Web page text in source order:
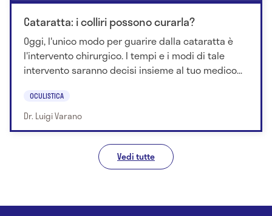
Cataratta: i colliri possono curarla?
Oggi, l'unico modo per guarire dalla cataratta è
l'intervento chirurgico. I tempi e i modi di tale
intervento saranno decisi insieme al tuo medico...
OCULISTICA
Dr. Luigi Varano
Vedi tutte